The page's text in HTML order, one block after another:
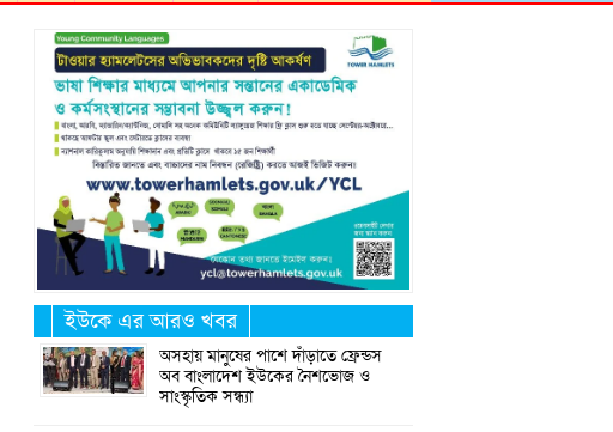
ইউকে এর আরও খবর
অসহায় মানুষের পাশে দাঁড়াতে ফ্রেন্ডস
অব বাংলাদেশ ইউকের নৈশভোজ ও
সাংস্কৃতিক সন্ধ্যা